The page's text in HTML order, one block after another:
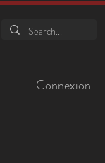
Connexion